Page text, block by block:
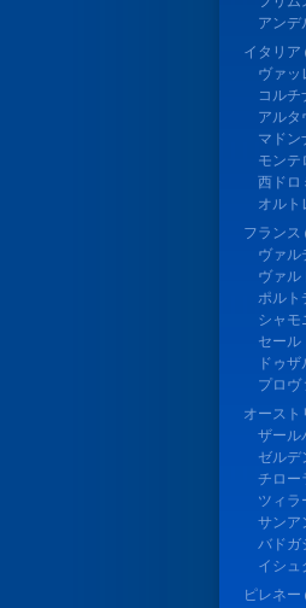
アンデ
イタリア
ヴァッ
コルチ
アルタ
マドン
モンテ
西ドロ
オルト
フランス
ヴァル
ヴァル
ポルト
シャモ
セール
ドゥザ
プロヴ
オースト
ザール
ゼルデ
チロー
ツィラ
サンア
バドガ
イシュ
ピレネー